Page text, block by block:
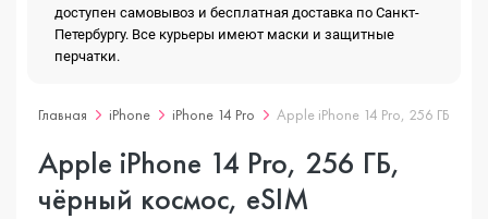
доступен самовывоз и бесплатная доставка по Санкт-
Петербургу. Все курьеры имеют маски и защитные
перчатки.
Главная iPhone iPhone 14 Pro Apple iPhone 14 Pro, 256 ГБ,
Apple iPhone 14 Pro, 256 ГБ,
чёрный космос, eSIM